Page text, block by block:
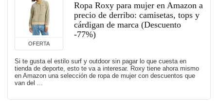
OFERTA
Ropa Roxy para mujer en Amazon a
precio de derribo: camisetas, tops y
cárdigan de marca (Descuento
-77%)
Si te gusta el estilo surf y outdoor sin pagar lo que cuesta en
tienda de deporte, esto te va a interesar. Roxy tiene ahora mismo
en Amazon una selección de ropa de mujer con descuentos que
van del ...